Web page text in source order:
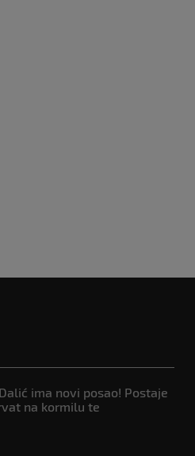
ima novi posao! Postaje
na kormilu te